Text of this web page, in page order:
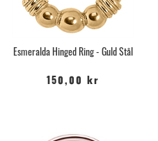
Esmeralda Hinged Ring - Guld Stål
150,00 kr